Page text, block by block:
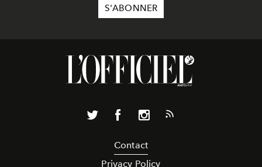
Contact
Privacy Policy